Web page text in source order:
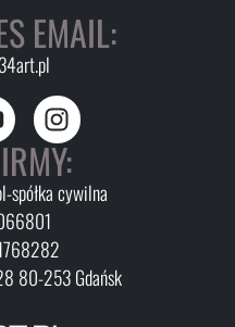
EMAIL:
spółka cywilna
80-253 Gdańsk